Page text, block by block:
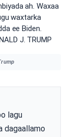
ah. Waxaa
waxtarka
ee Biden.
J. TRUMP
lagu
dagaallamo